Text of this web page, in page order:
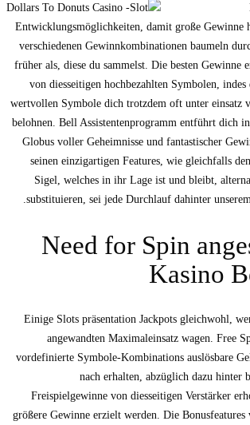
Entwicklungsmöglichkeiten, damit große Gewinne
verschiedenen Gewinnkombinationen baumeln
früher als, diese du sammelst. Die besten Gewinne
von diesseitigen hochbezahlten Symbolen, indes
wertvollen Symbole dich trotzdem oft unter einsatz
belohnen. Bell Assistentenprogramm entführt dich
Globus voller Geheimnisse und fantastischer
seinen einzigartigen Features, wie gleichfalls
Sigel, welches in ihr Lage ist und bleibt,
substituieren, sei jede Durchlauf dahinter
Need for Spin
Kasino
Einige Slots präsentation Jackpots gleichwohl,
angewandten Maximaleinsatz wagen. Free
vordefinierte Symbole-Kombinations auslösbare
nach erhalten, abzüglich dazu hinter
Freispielgewinne von diesseitigen Verstärker
größere Gewinne erzielt werden. Die